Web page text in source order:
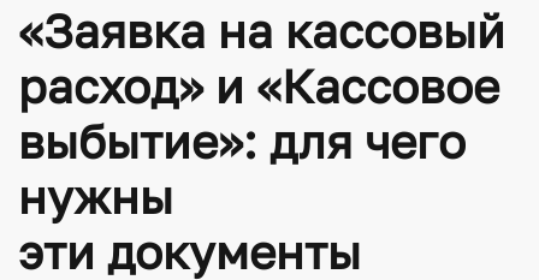
«Заявка на кассовый
расход» и «Кассовое
выбытие»: для чего
нужны
эти документы